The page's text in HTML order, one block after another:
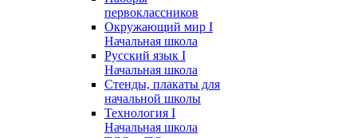
первоклассников
Окружающий мир I
Начальная школа
Русский язык I
Начальная школа
Стенды, плакаты для
начальной школы
Технология I
Начальная школа